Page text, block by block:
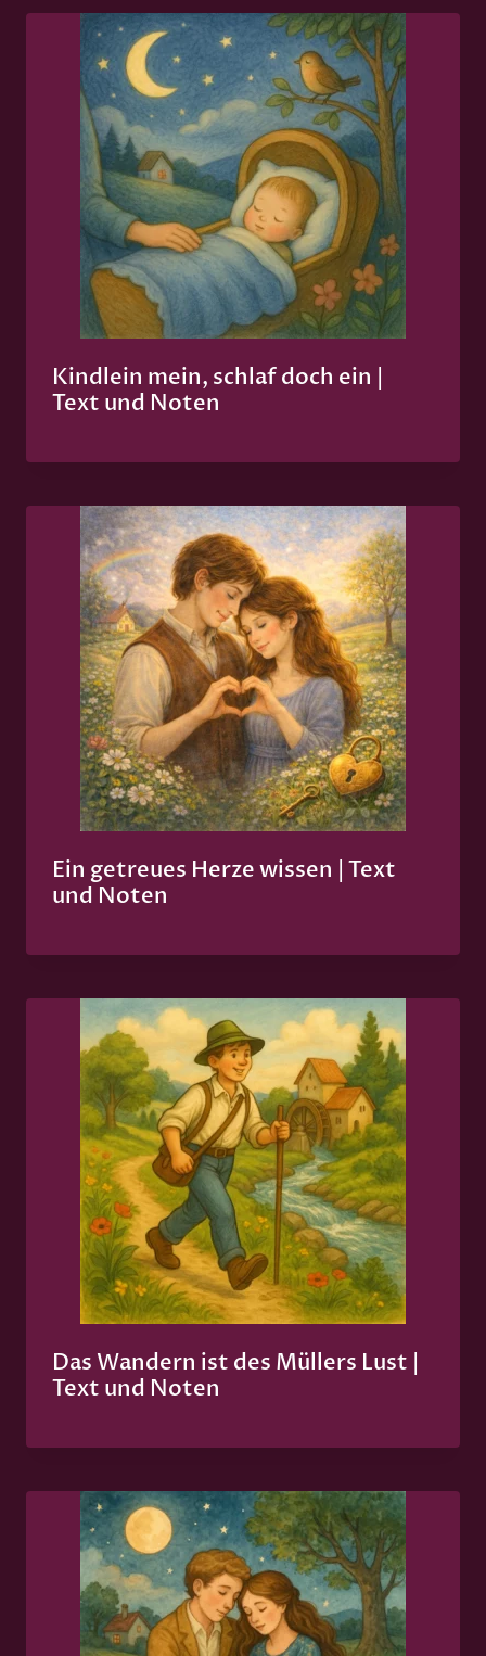
Kindlein mein, schlaf doch ein |
Text und Noten
Ein getreues Herze wissen | Text
und Noten
Das Wandern ist des Müllers Lust |
Text und Noten